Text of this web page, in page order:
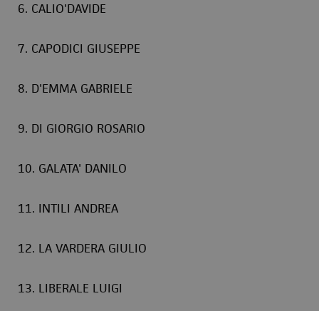
6. CALIO'DAVIDE
7. CAPODICI GIUSEPPE
8. D'EMMA GABRIELE
9. DI GIORGIO ROSARIO
10. GALATA' DANILO
11. INTILI ANDREA
12. LA VARDERA GIULIO
13. LIBERALE LUIGI